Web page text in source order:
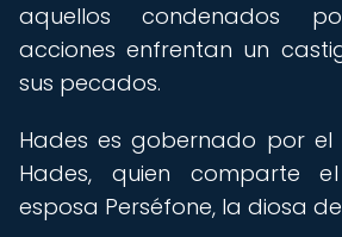
aquellos condenados
acciones enfrentan un
sus pecados.
Hades es gobernado por el
Hades, quien comparte
esposa Perséfone, la diosa